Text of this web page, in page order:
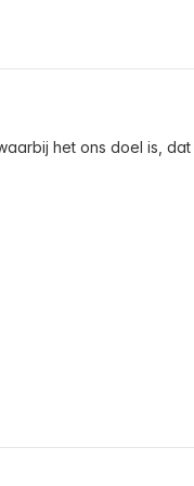
het ons doel is,